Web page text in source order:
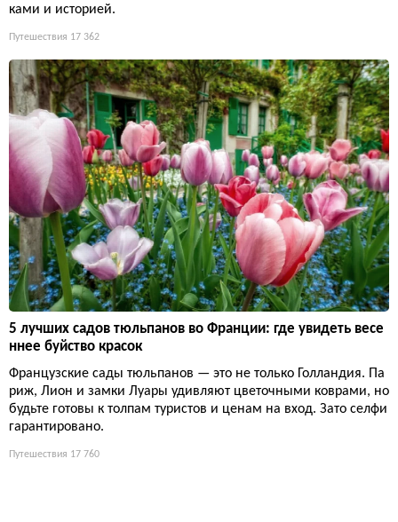
ками и историей.
Путешествия 17 362
5 лучших садов тюльпанов во Франции: где увидеть весе
ннее буйство красок
Французские сады тюльпанов — это не только Голландия. Па
риж, Лион и замки Луары удивляют цветочными коврами, но
будьте готовы к толпам туристов и ценам на вход. Зато селфи
гарантировано.
Путешествия 17 760